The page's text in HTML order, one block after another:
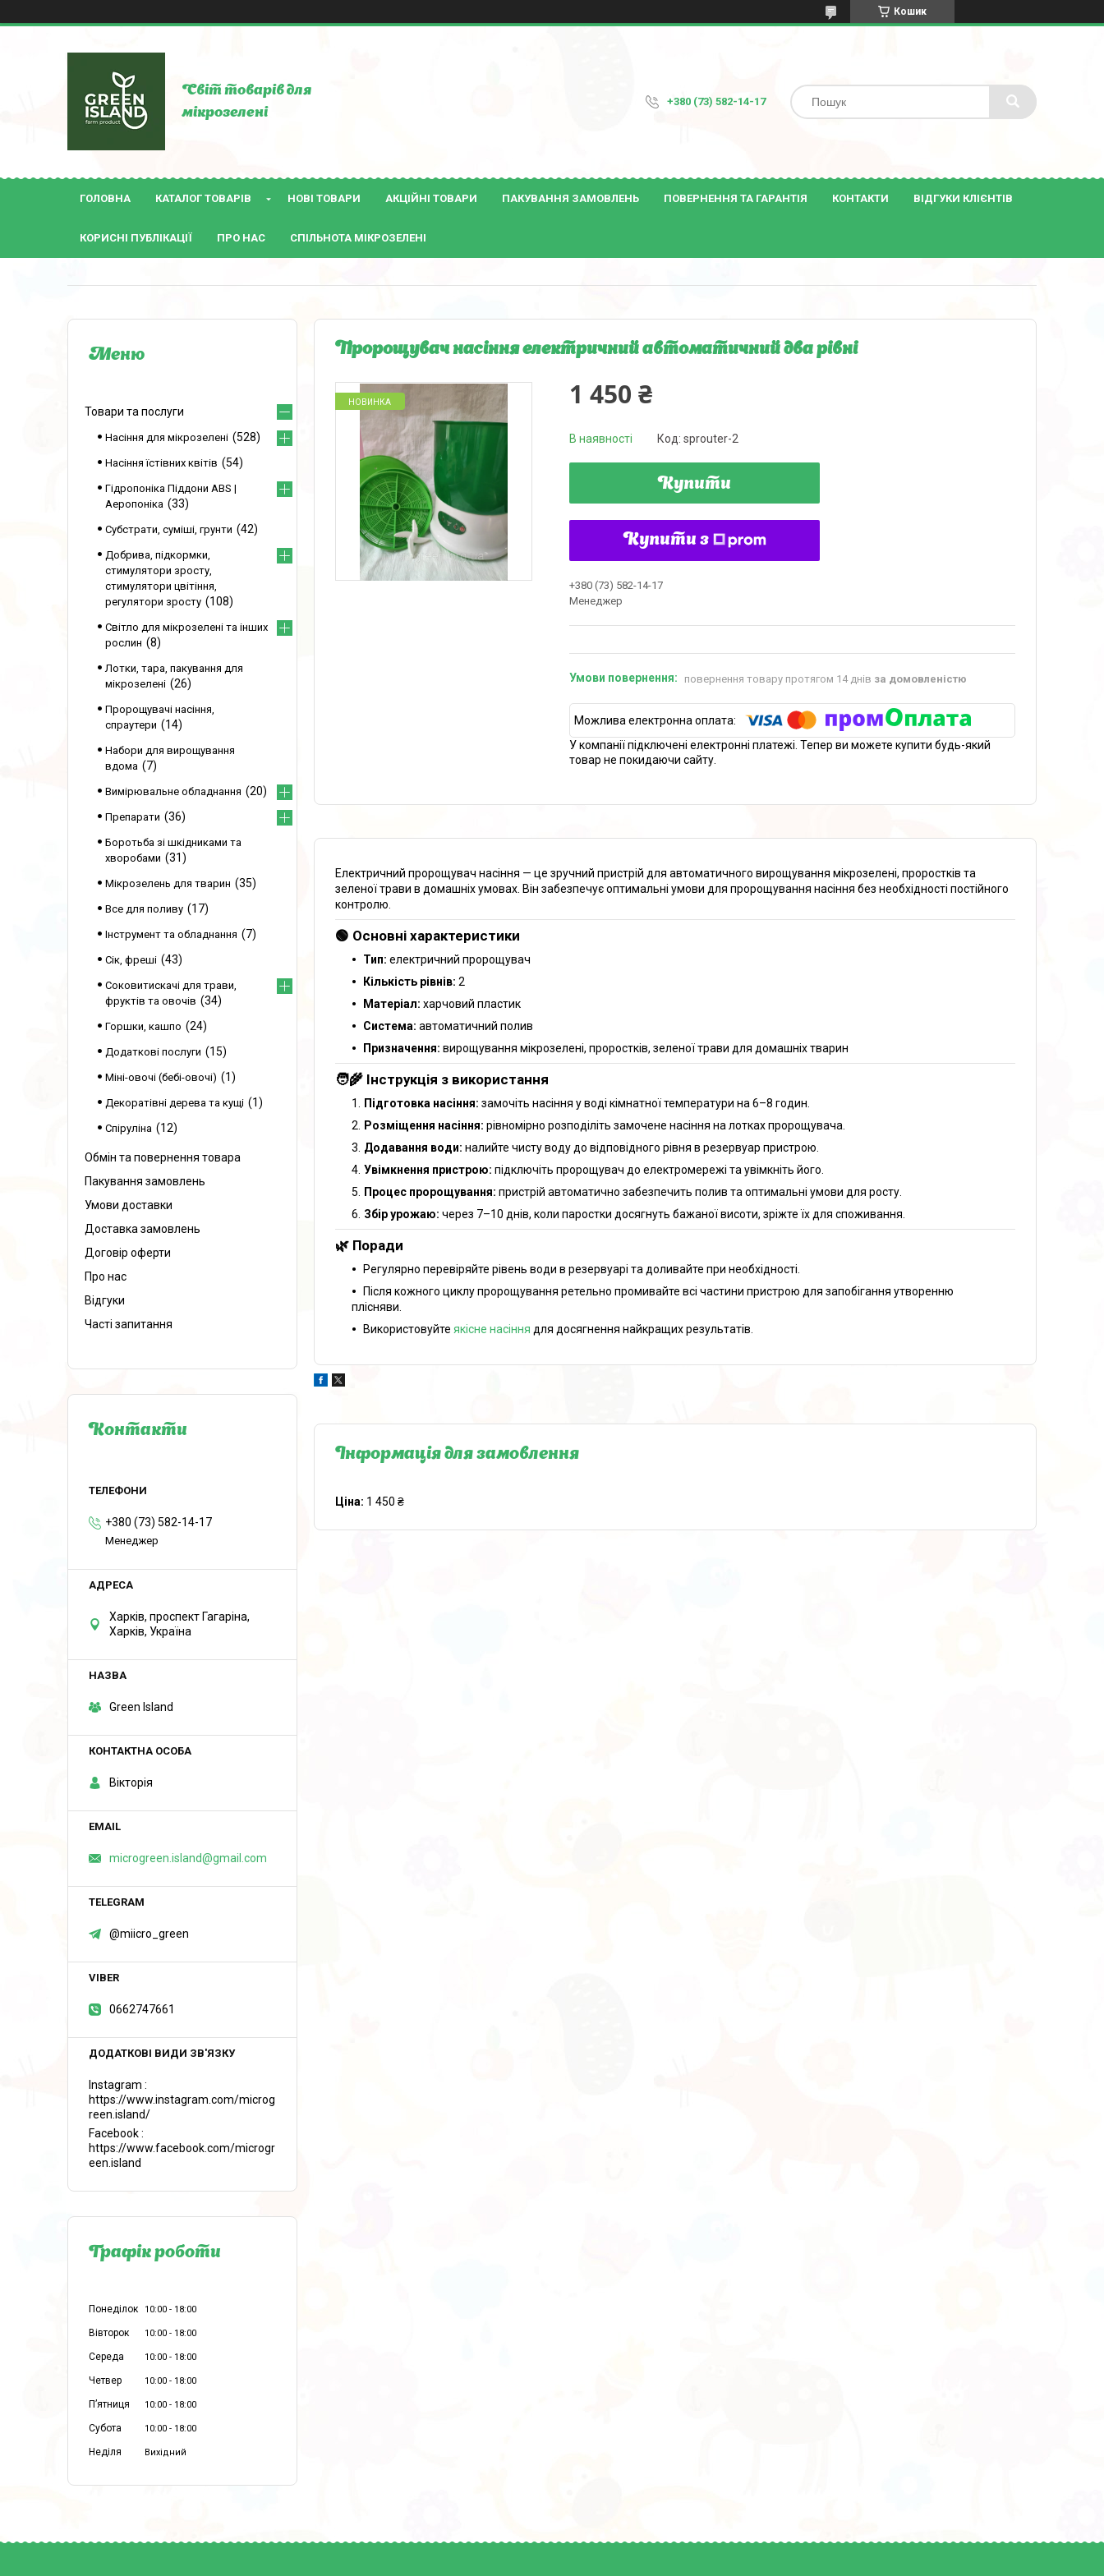
Кошик
Світ товарів для
мікрозелені
+380 (73) 582-14-17
ГОЛОВНА КАТАЛОГ ТОВАРІВ НОВІ ТОВАРИ АКЦІЙНІ ТОВАРИ ПАКУВАННЯ ЗАМОВЛЕНЬ ПОВЕРНЕННЯ ТА ГАРАНТІЯ КОНТАКТИ ВІДГУКИ КЛІЄНТІВ
КОРИСНІ ПУБЛІКАЦІЇ ПРО НАС СПІЛЬНОТА МІКРОЗЕЛЕНІ
Пророщувач насіння електричний автоматичний два рівні
НОВИНКА 1 450 ₴
В наявності Код: sprouter-2
Купити
Купити з
+380 (73) 582-14-17
Менеджер
повернення товару протягом 14 днів за домовленістю
У компанії підключені електронні платежі. Тепер ви можете купити будь-який
товар не покидаючи сайту.
Електричний пророщувач насіння — це зручний пристрій для автоматичного вирощування мікрозелені, проростків та
зеленої трави в домашніх умовах. Він забезпечує оптимальні умови для пророщування насіння без необхідності постійного
контролю.
🟢 Основні характеристики
Тип: електричний пророщувач
Кількість рівнів: 2
Матеріал: харчовий пластик
Система: автоматичний полив
Призначення: вирощування мікрозелені, проростків, зеленої трави для домашніх тварин
🧑‍🌾 Інструкція з використання
Підготовка насіння: замочіть насіння у воді кімнатної температури на 6–8 годин.
Розміщення насіння: рівномірно розподіліть замочене насіння на лотках пророщувача.
Додавання води: налийте чисту воду до відповідного рівня в резервуар пристрою.
Увімкнення пристрою: підключіть пророщувач до електромережі та увімкніть його.
Процес пророщування: пристрій автоматично забезпечить полив та оптимальні умови для росту.
Збір урожаю: через 7–10 днів, коли паростки досягнуть бажаної висоти, зріжте їх для споживання.
🌿 Поради
Регулярно перевіряйте рівень води в резервуарі та доливайте при необхідності.
Після кожного циклу пророщування ретельно промивайте всі частини пристрою для запобігання утворенню
плісняви.
Використовуйте якісне насіння для досягнення найкращих результатів.
Інформація для замовлення
Ціна: 1 450 ₴
Товари та послуги
Насіння для мікрозелені 528
Насіння їстівних квітів 54
Гідропоніка Піддони ABS |
Аеропоніка
33
Субстрати, суміші, грунти 42
Добрива, підкормки,
стимулятори зросту,
стимулятори цвітіння,
регулятори зросту
108
Світло для мікрозелені та інших
рослин
8
Лотки, тара, пакування для
мікрозелені
26
Пророщувачі насіння,
спраутери
14
Набори для вирощування
вдома
7
Вимірювальне обладнання 20
Препарати 36
Боротьба зі шкідниками та
хворобами
31
Мікрозелень для тварин 35
Все для поливу 17
Інструмент та обладнання 7
Сік, фреші 43
Соковитискачі для трави,
фруктів та овочів
34
Горшки, кашпо 24
Додаткові послуги 15
Міні-овочі (бебі-овочі) 1
Декоратівні дерева та кущі 1
Спіруліна 12
Обмін та повернення товара
Пакування замовлень
Умови доставки
Доставка замовлень
Договір оферти
Про нас
Відгуки
Часті запитання
Контакти
+380 (73) 582-14-17
Менеджер
Харків, проспект Гагаріна,
Харків, Україна
Green Island
Вікторія
microgreen.island@gmail.com
@miicro_green
0662747661
Instagram
https://www.instagram.com/microg
reen.island/
Facebook
https://www.facebook.com/microgr
een.island
Графік роботи
Понеділок 10:00 18:00
Вівторок 10:00 18:00
Середа 10:00 18:00
Четвер 10:00 18:00
Пʼятниця 10:00 18:00
Субота 10:00 18:00
Неділя Вихідний